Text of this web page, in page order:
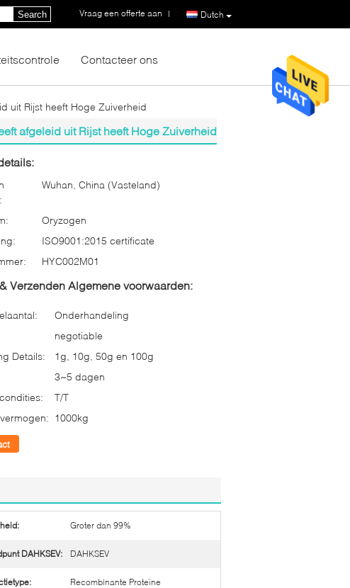
Dutch
Vraag een offerte aan |
Search
Contacteer ons
uit Rijst heeft Hoge Zuiverheid
afgeleid uit Rijst heeft Hoge Zuiverheid
Wuhan, China (Vasteland)
Oryzogen
ISO9001:2015 certificate
HYC002M01
Verzenden Algemene voorwaarden:
Onderhandeling
negotiable
Details:
1g, 10g, 50g en 100g
3~5 dagen
T/T
1000kg
Groter dan 99%
DAHKSEV: DAHKSEV
Recombinante Proteïne